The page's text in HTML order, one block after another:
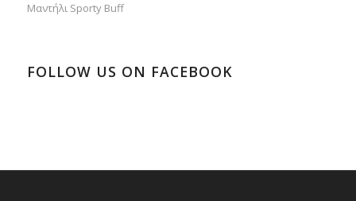
Μαντήλι Sporty Buff
FOLLOW US ON FACEBOOK